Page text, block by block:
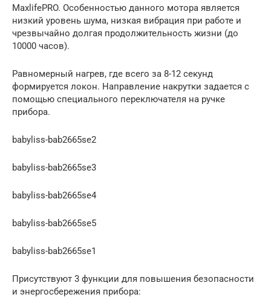
MaxlifePRO. Особенностью данного мотора является
низкий уровень шума, низкая вибрация при работе и
чрезвычайно долгая продолжительность жизни (до
10000 часов).
Равномерный нагрев, где всего за 8-12 секунд
формируется локон. Направление накрутки задается с
помощью специального переключателя на ручке
прибора.
babyliss-bab2665se2
babyliss-bab2665se3
babyliss-bab2665se4
babyliss-bab2665se5
babyliss-bab2665se1
Присутствуют 3 функции для повышения безопасности
и энергосбережения прибора: